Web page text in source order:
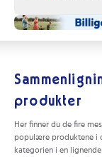
produkter
Her finner du de fire
populære produktene i
kategorien i en lignende